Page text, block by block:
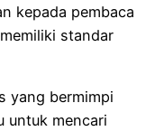
kepada pembaca
standar
yang bermimpi
untuk mencari